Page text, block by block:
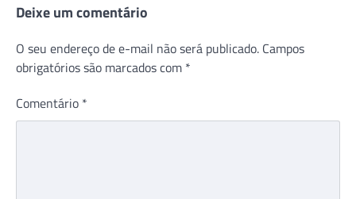
Deixe um comentário
O seu endereço de e-mail não será publicado. Campos
obrigatórios são marcados com *
Comentário *